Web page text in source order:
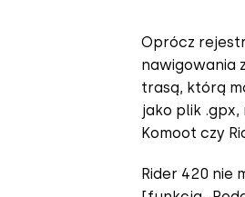
Oprócz
nawigowania
trasą, którą
jako plik
Komoot czy
Rider 420 nie